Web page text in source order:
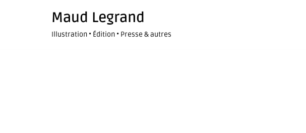
Maud Legrand
Illustration • Édition • Presse & autres